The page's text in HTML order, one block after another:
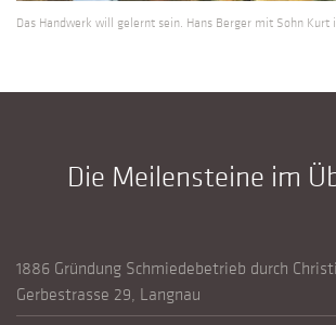
Das Handwerk will gelernt sein. Hans Berger mit Sohn Kurt
Die Meilensteine im
1886 Gründung Schmiedebetrieb durch
Gerbestrasse 29, Langnau